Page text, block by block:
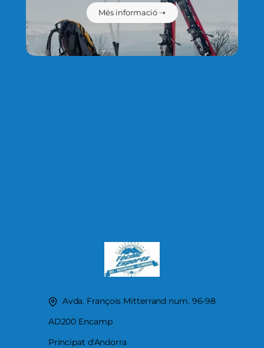
privacitat i protecció de dades
Més informació ➝
Avda. François Mitterrand num. 96-98
AD200 Encamp
Principat d'Andorra